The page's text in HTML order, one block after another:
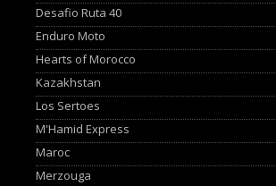
Desafio Ruta 40
Enduro Moto
Hearts of Morocco
Kazakhstan
Los Sertoes
M'Hamid Express
Maroc
Merzouga